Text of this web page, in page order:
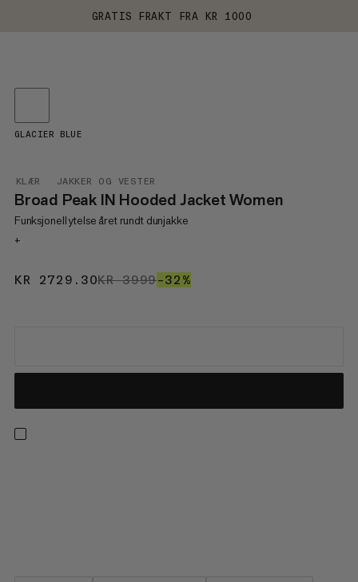
GRATIS FRAKT FRA KR 1000
KLÆR JAKKER OG VESTER
Broad Peak IN Hooded Jacket Women
Funksjonell ytelse året rundt dunjakke
+
KR 2729.30KR 2729.30
KR 3999KR 3999
–32%
GLACIER BLUE